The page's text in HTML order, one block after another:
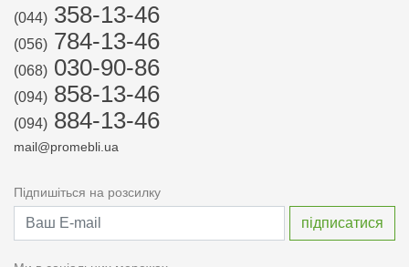
(044) 358-13-46
(056) 784-13-46
(068) 030-90-86
(094) 858-13-46
(094) 884-13-46
mail@promebli.ua
Підпишіться на розсилку